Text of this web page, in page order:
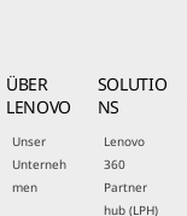
ÜBER
LENOVO
Unser
Unterneh
men
SOLUTIO
NS
Lenovo
360
Partner
hub (LPH)